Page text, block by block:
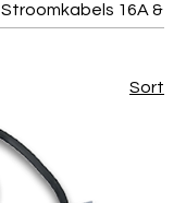
Stroomkabels 16A &
Sort